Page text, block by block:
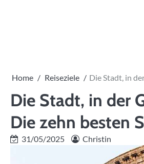
Home Reiseziele Die Stadt, in
Die Stadt, in der
Die zehn besten
31/05/2025 Christin